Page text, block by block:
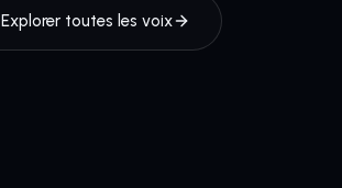
Explorer toutes les voix